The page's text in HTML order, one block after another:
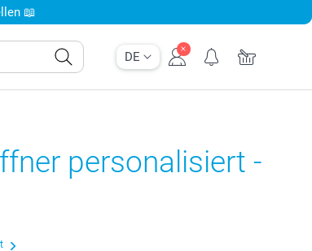
DE
📖
personalisiert -